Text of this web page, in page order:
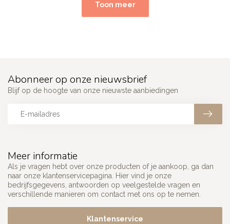
Toon meer
Meer informatie
Als je vragen hebt over onze producten of je aankoop, ga dan
naar onze klantenservicepagina. Hier vind je onze
bedrijfsgegevens, antwoorden op veelgestelde vragen en
verschillende manieren om contact met ons op te nemen.
Klantenservice
Abonneer op onze nieuwsbrief
Blijf op de hoogte van onze nieuwste aanbiedingen